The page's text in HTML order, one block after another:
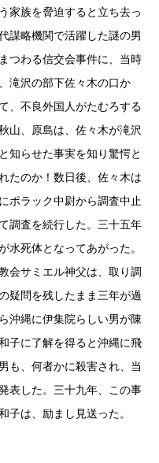
家族を脅迫すると立ち去っ
謀略機関で活躍した謎の男
つわる信交会事件に、当時
滝沢の部下佐々木の口か
、不良外国人がたむろする
山、原島は、佐々木が滝沢
知らせた事実を知り驚愕と
たのか！数日後、佐々木は
ポラック中尉から調査中止
調査を続行した。三十五年
水死体となってあがった。
会サミエル神父は、取り調
疑問を残したまま三年が過
沖縄に伊集院らしい男が陳
子に了解を得ると沖縄に飛
も、何者かに殺害され、当
表した。三十九年、この事
子は、励まし見送った。